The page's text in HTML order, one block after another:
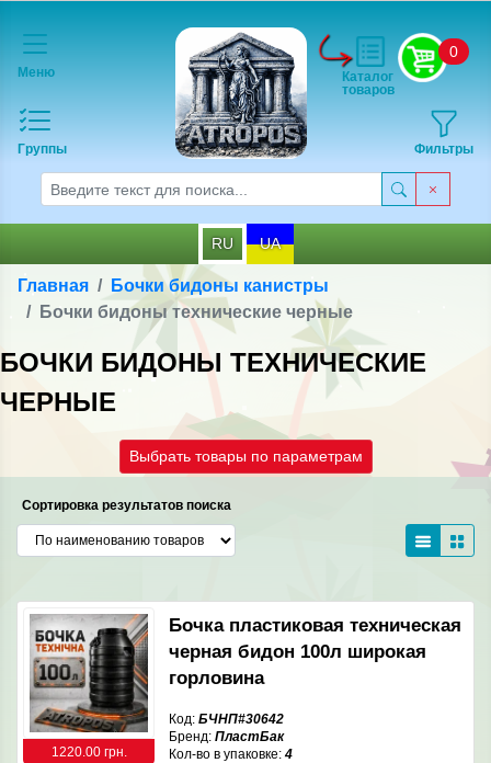
Меню
Группы
0
Фильтры
Каталог
товаров
RU UA
Главная
Бочки бидоны канистры
Бочки бидоны технические черные
БОЧКИ БИДОНЫ ТЕХНИЧЕСКИЕ
ЧЕРНЫЕ
Выбрать товары по параметрам
Сортировка результатов поиска
1220.00 грн.
Бочка пластиковая техническая
черная бидон 100л широкая
горловина
Код: БЧНП#30642
Бренд: ПластБак
Кол-во в упаковке: 4